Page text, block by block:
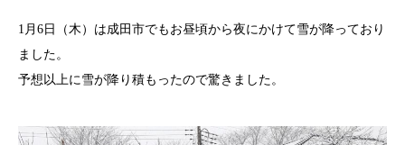
1月6日（木）は成田市でもお昼頃から夜にかけて雪が降っており
ました。
予想以上に雪が降り積もったので驚きました。